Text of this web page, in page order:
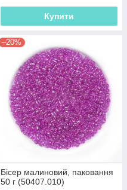
Купити
–20%
Бісер малиновий, паковання
50 г (50407.010)